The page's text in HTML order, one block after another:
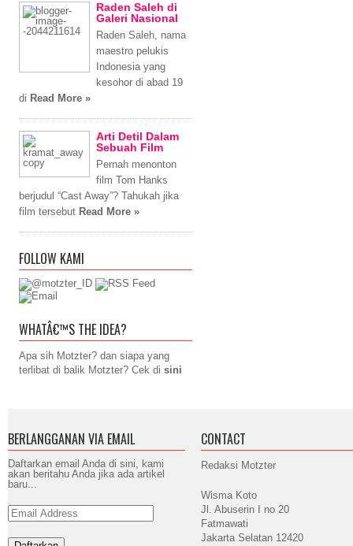
Raden Saleh di
Galeri Nasional
Raden Saleh, nama
maestro pelukis
Indonesia yang
kesohor di abad 19
di Read More »
Arti Detil Dalam
Sebuah Film
Pernah menonton
film Tom Hanks
berjudul “Cast Away”? Tahukah jika
film tersebut Read More »
FOLLOW KAMI
WHATÂ€™S THE IDEA?
Apa sih Motzter? dan siapa yang
terlibat di balik Motzter? Cek di sini
BERLANGGANAN VIA EMAIL
Daftarkan email Anda di sini, kami
akan beritahu Anda jika ada artikel
baru...
Email
Address
CONTACT
Redaksi Motzter
Wisma Koto
Jl. Abuserin I no 20
Fatmawati
Jakarta Selatan 12420